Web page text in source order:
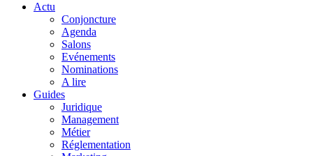
Actu
Conjoncture
Agenda
Salons
Evénements
Nominations
A lire
Guides
Juridique
Management
Métier
Réglementation